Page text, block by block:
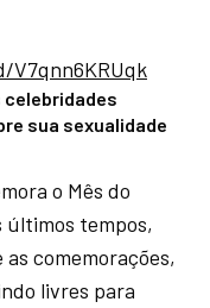
V7qnn6KRUqk
celebridades
sua sexualidade
o Mês do
últimos tempos,
comemorações,
livres para